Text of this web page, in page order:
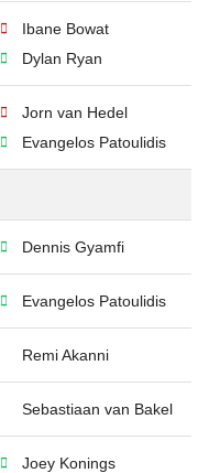
Ibane Bowat
Dylan Ryan
Jorn van Hedel
Evangelos Patoulidis
Dennis Gyamfi
Evangelos Patoulidis
Remi Akanni
Sebastiaan van Bakel
Joey Konings